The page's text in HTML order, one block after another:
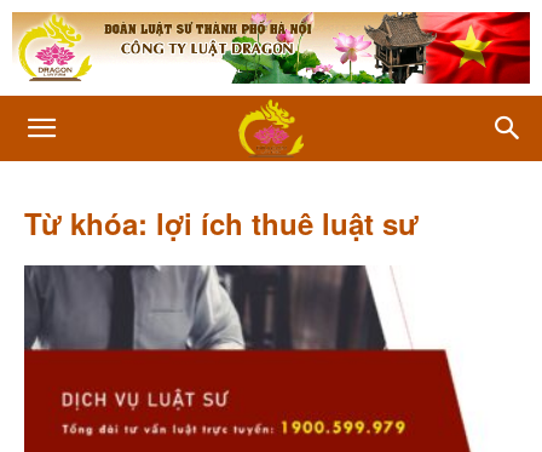
Từ khóa: lợi ích thuê luật sư